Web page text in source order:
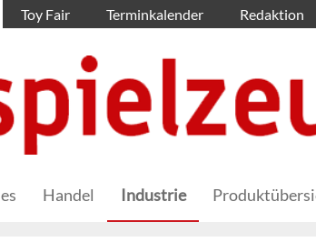
Toy Fair Terminkalender Redaktion
Handel Industrie